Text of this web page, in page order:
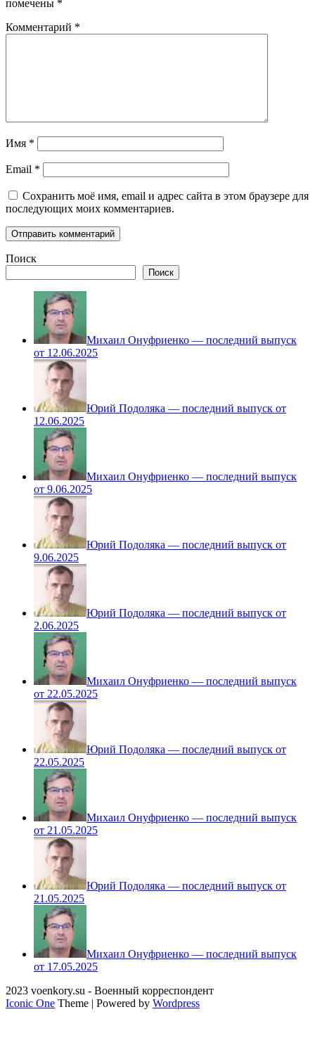
помечены *
Комментарий *
Имя *
Email *
Сохранить моё имя, email и адрес сайта в этом браузере для
последующих моих комментариев.
Поиск
Поиск
Михаил Онуфриенко — последний выпуск
от 12.06.2025
Юрий Подоляка — последний выпуск от
12.06.2025
Михаил Онуфриенко — последний выпуск
от 9.06.2025
Юрий Подоляка — последний выпуск от
9.06.2025
Юрий Подоляка — последний выпуск от
2.06.2025
Михаил Онуфриенко — последний выпуск
от 22.05.2025
Юрий Подоляка — последний выпуск от
22.05.2025
Михаил Онуфриенко — последний выпуск
от 21.05.2025
Юрий Подоляка — последний выпуск от
21.05.2025
Михаил Онуфриенко — последний выпуск
от 17.05.2025
2023 voenkory.su - Военный корреспондент
Iconic One Theme | Powered by Wordpress